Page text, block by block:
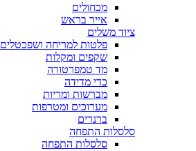
מכחולים
אייר בראש
ציוד משלים
פלטות למריחה ושפכטלים
שקפים ומקלות
מד טמפרטורה
כדי מדידה
מברשות ומריות
מערוכים ומטרפות
ברנרים
סלסלות התפחה
סלסלות התפחה